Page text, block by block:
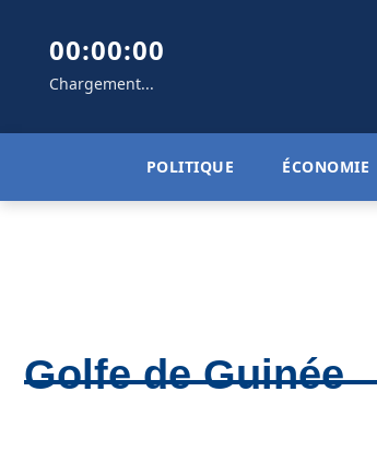
00:00:00
Chargement...
POLITIQUE ÉCONOMIE
Golfe de Guinée